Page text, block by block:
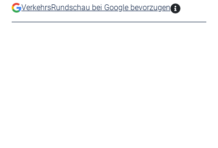
VerkehrsRundschau bei Google bevorzugen